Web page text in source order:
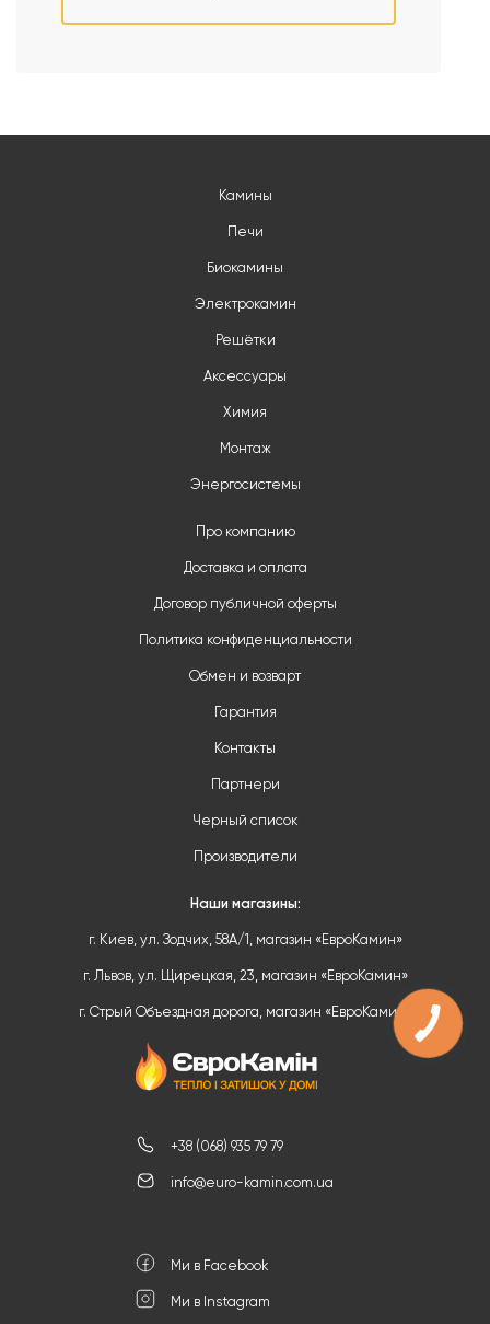
+38 (068) 935 79 79
info@euro-kamin.com.ua
Ми в Facebook
Ми в Instagram
Камины
Печи
Биокамины
Электрокамин
Решётки
Аксессуары
Химия
Монтаж
Энергосистемы
Про компанию
Доставка и оплата
Договор публичной оферты
Политика конфиденциальности
Обмен и возварт
Гарантия
Контакты
Партнери
Черный список
Производители
Наши магазины:
г. Киев, ул. Зодчих, 58А/1, магазин «ЕвроКамин»
г. Львов, ул. Щирецкая, 23, магазин «ЕвроКамин»
г. Стрый Объездная дорога, магазин «ЕвроКамин»